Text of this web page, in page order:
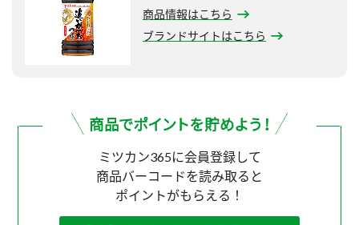
商品情報はこちら
ブランドサイトはこちら
ミツカン365に会員登録して
商品バーコードを読み取ると
ポイントがもらえる！